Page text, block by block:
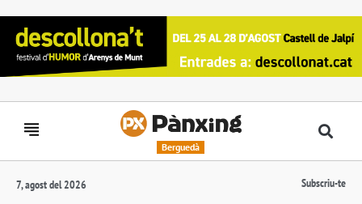
Berguedà
7, agost del 2026 Subscriu-te